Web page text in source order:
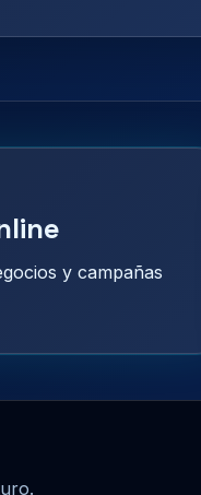
y campañas